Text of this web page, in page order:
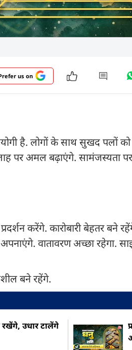
us on
है. लोगों के साथ सुखद पलों
पर अमल बढ़ाएंगे. सामंजस्यता पर
करेंगे. कारोबारी बेहतर बने
वातावरण अच्छा रहेगा.
बने रहेंगे.
उधार टालेंगे